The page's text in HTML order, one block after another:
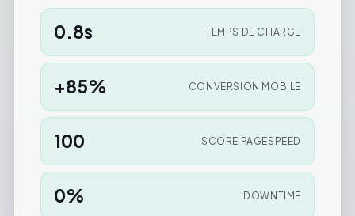
0.8s TEMPS DE CHARGE
+85% CONVERSION MOBILE
100 SCORE PAGESPEED
0% DOWNTIME